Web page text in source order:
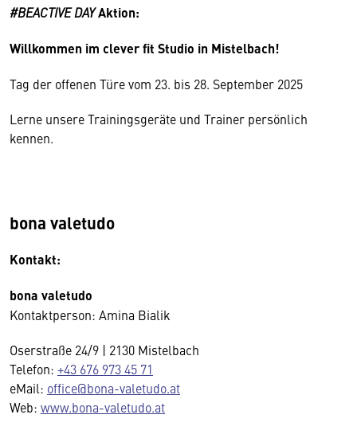
#BEACTIVE DAYAktion:
Willkommen im clever fit Studio in Mistelbach!
Tag der offenen Türe vom 23. bis 28. September 2025
Lerne unsere Trainingsgeräte und Trainer persönlich
kennen.
bona valetudo
Kontakt:
bona valetudo
Kontaktperson: Amina Bialik
Oserstraße 24/9 | 2130 Mistelbach
Telefon: +43 676 973 45 71
eMail: office@bona-valetudo.at
Web: www.bona-valetudo.at